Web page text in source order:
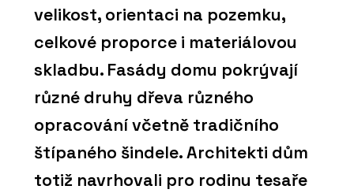
velikost, orientaci na pozemku,
celkové proporce i materiálovou
skladbu. Fasády domu pokrývají
různé druhy dřeva různého
opracování včetně tradičního
štípaného šindele. Architekti dům
totiž navrhovali pro rodinu tesaře